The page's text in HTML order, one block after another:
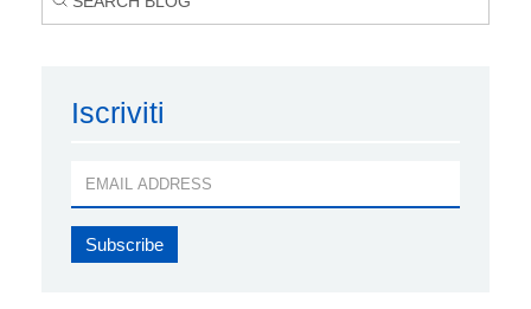
Iscriviti